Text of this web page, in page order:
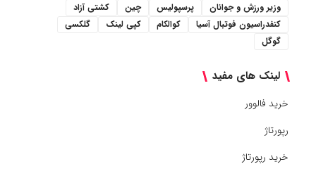
وزیر ورزش و جوانان
پرسپولیس چین
کشتی آزاد
کنفدراسیون فوتبال آسیا
کوالکام کپی لینک
گلکسی
گوگل
لینک های مفید
خرید فالوور
رپورتاژ
خرید رپورتاژ